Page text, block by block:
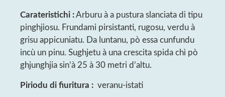
Carateristichi :Arburu à a pustura slanciata di tipu
pinghjiosu. Frundami pirsistanti, rugosu, verdu à
grisu appicuniatu. Da luntanu, pò essa cunfundu
incù un pinu. Sughjetu à una crescita spida chì pò
ghjunghjia sin’à 25 à 30 metri d’altu.
Piriodu di fiuritura : veranu-istati